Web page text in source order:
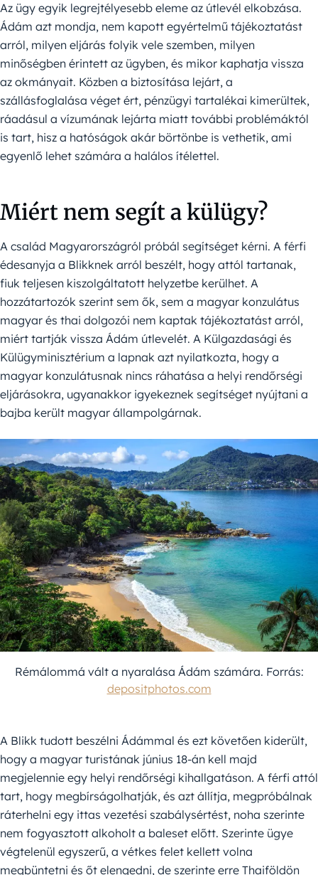
Az ügy egyik legrejtélyesebb eleme az útlevél elkobzása.
Ádám azt mondja, nem kapott egyértelmű tájékoztatást
arról, milyen eljárás folyik vele szemben, milyen
minőségben érintett az ügyben, és mikor kaphatja vissza
az okmányait. Közben a biztosítása lejárt, a
szállásfoglalása véget ért, pénzügyi tartalékai kimerültek,
ráadásul a vízumának lejárta miatt további problémáktól
is tart, hisz a hatóságok akár börtönbe is vethetik, ami
egyenlő lehet számára a halálos ítélettel.
Miért nem segít a külügy?
A család Magyarországról próbál segítséget kérni. A férfi
édesanyja a Blikknek arról beszélt, hogy attól tartanak,
fiuk teljesen kiszolgáltatott helyzetbe kerülhet. A
hozzátartozók szerint sem ők, sem a magyar konzulátus
magyar és thai dolgozói nem kaptak tájékoztatást arról,
miért tartják vissza Ádám útlevelét. A Külgazdasági és
Külügyminisztérium a lapnak azt nyilatkozta, hogy a
magyar konzulátusnak nincs ráhatása a helyi rendőrségi
eljárásokra, ugyanakkor igyekeznek segítséget nyújtani a
bajba került magyar állampolgárnak.
Rémálommá vált a nyaralása Ádám számára. Forrás:
depositphotos.com
A Blikk tudott beszélni Ádámmal és ezt követően kiderült,
hogy a magyar turistának június 18-án kell majd
megjelennie egy helyi rendőrségi kihallgatáson. A férfi attól
tart, hogy megbírságolhatják, és azt állítja, megpróbálnak
ráterhelni egy ittas vezetési szabálysértést, noha szerinte
nem fogyasztott alkoholt a baleset előtt. Szerinte ügye
végtelenül egyszerű, a vétkes felet kellett volna
megbüntetni és őt elengedni, de szerinte erre Thaiföldön